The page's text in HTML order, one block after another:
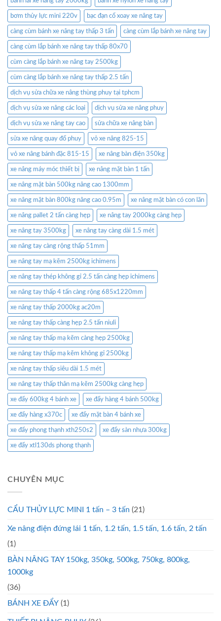
bơm thủy lực mini 220v bạc đạn cổ xoay xe nâng tay
càng cùm bánh xe nâng tay thấp 3 tấn càng cùm lắp bánh xe nâng tay
càng cùm lắp bánh xe nâng tay thấp 80x70
cùm càng lắp bánh xe nâng tay 2500kg
cùm càng lắp bánh xe nâng tay thấp 2.5 tấn
dịch vụ sửa chữa xe nâng thùng phuy tại tphcm
dịch vụ sửa xe nâng các loại dịch vụ sửa xe nâng phuy
dịch vụ sửa xe nâng tay cao sửa chữa xe nâng bàn
sửa xe nâng quay đổ phuy vỏ xe nâng 825-15
vỏ xe nâng bánh đặc 815-15 xe nâng bàn điện 350kg
xe nâng máy móc thiết bị xe nâng mặt bàn 1 tấn
xe nâng mặt bàn 500kg nâng cao 1300mm
xe nâng mặt bàn 800kg nâng cao 0.95m xe nâng mặt bàn có con lăn
xe nâng pallet 2 tấn càng hẹp xe nâng tay 2000kg càng hẹp
xe nâng tay 3500kg xe nâng tay càng dài 1.5 mét
xe nâng tay càng rộng thấp 51mm
xe nâng tay mạ kẽm 2500kg ichimens
xe nâng tay thép không gỉ 2.5 tấn càng hẹp ichimens
xe nâng tay thấp 4 tấn càng rộng 685x1220mm
xe nâng tay thấp 2000kg ac20m
xe nâng tay thấp càng hẹp 2.5 tấn niuli
xe nâng tay thấp mạ kẽm càng hẹp 2500kg
xe nâng tay thấp mạ kẽm không gỉ 2500kg
xe nâng tay thấp siêu dài 1.5 mét
xe nâng tay thấp thân mạ kẽm 2500kg càng hẹp
xe đẩy 600kg 4 bánh xe xe đẩy hàng 4 bánh 500kg
xe đẩy hàng x370c xe đẩy mặt bàn 4 bánh xe
xe đẩy phong thạnh xth250s2 xe đẩy sàn nhựa 300kg
xe đẩy xtl130ds phong thạnh
CHUYÊN MỤC
CẨU THỦY LỰC MINI 1 tấn – 3 tấn (21)
Xe nâng điện đứng lái 1 tấn, 1.2 tấn, 1.5 tấn, 1.6 tấn, 2 tấn
(1)
BÀN NÂNG TAY 150kg, 350kg, 500kg, 750kg, 800kg,
1000kg
(36)
BÁNH XE ĐẨY (1)